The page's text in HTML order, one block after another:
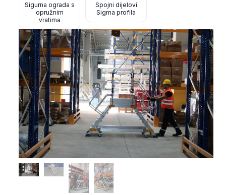
Sigurna ograda s
opružnim
vratima
Spojni dijelovi
Sigma profila